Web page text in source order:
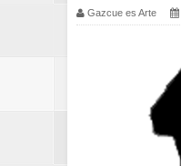
Gazcue es Arte